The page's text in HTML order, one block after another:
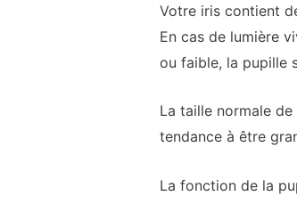
Votre iris contient
En cas de lumière
ou faible, la pupille
La taille normale
tendance à être
La fonction de la